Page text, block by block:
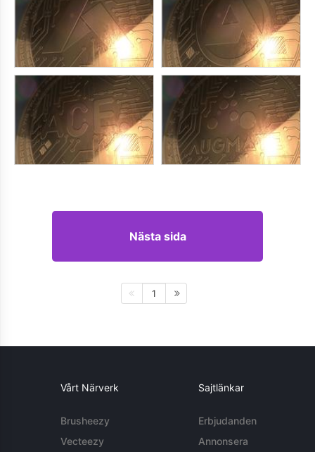
Nästa sida
1
Vårt Närverk
Brusheezy
Vecteezy
Sajtlänkar
Erbjudanden
Annonsera